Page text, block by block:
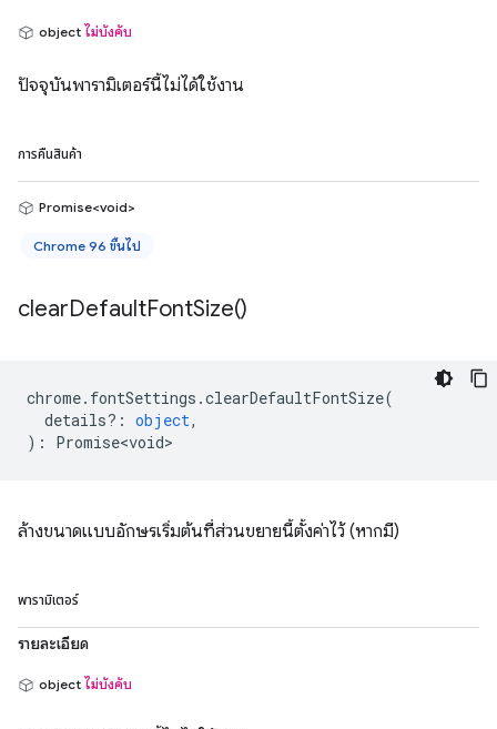
object ไม่บังคับ
ปัจจุบันพารามิเตอร์นี้ไม่ได้ใช้งาน
การคืนสินค้า
Promise<void>
Chrome 96 ขึ้นไป
clearDefaultFontSize()
chrome. fontSettings .clearDefaultFontSize(
details? : object,
) : Promise<void>
ล้างขนาดแบบอักษรเริ่มต้นที่ส่วนขยายนี้ตั้งค่าไว้ (หากมี)
พารามิเตอร์
รายละเอียด
object ไม่บังคับ